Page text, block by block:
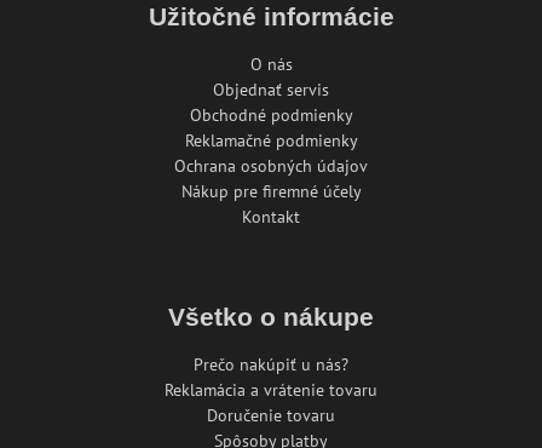
Užitočné informácie
O nás
Objednať servis
Obchodné podmienky
Reklamačné podmienky
Ochrana osobných údajov
Nákup pre firemné účely
Kontakt
Všetko o nákupe
Prečo nakúpiť u nás?
Reklamácia a vrátenie tovaru
Doručenie tovaru
Spôsoby platby